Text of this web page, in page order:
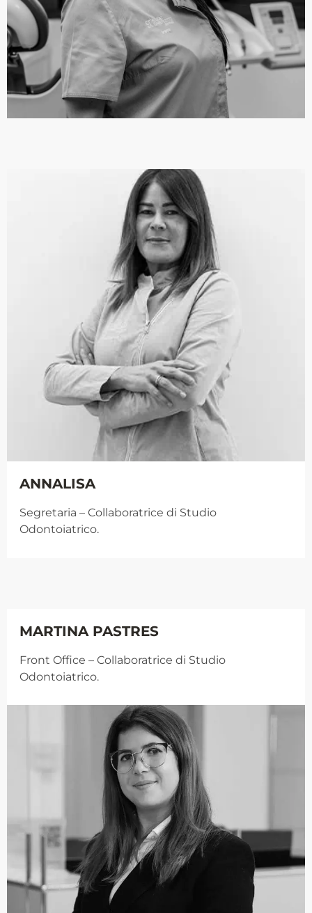
ANNALISA
Segretaria– Collaboratrice di Studio
Odontoiatrico.
MARTINA PASTRES
Front Office– Collaboratrice di Studio
Odontoiatrico.